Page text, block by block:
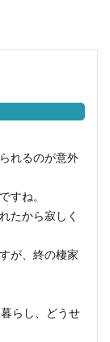
れるのが意外
すね。
たから寂しく
が、終の棲家
らし、どうせ